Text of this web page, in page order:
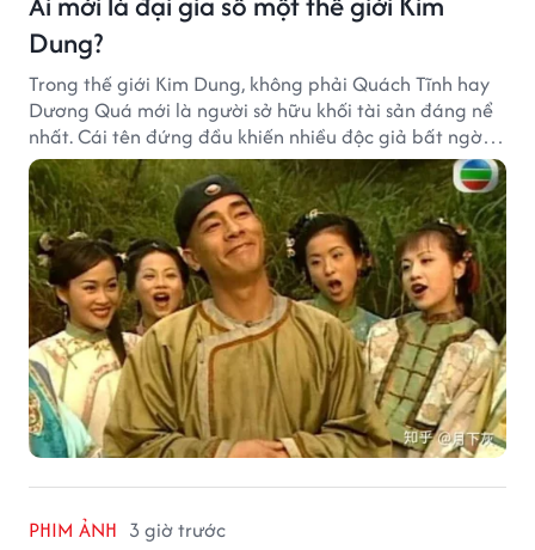
Dung?
Trong thế giới Kim Dung, không phải Quách Tĩnh hay
Dương Quá mới là người sở hữu khối tài sản đáng nể
nhất. Cái tên đứng đầu khiến nhiều độc giả bất ngờ
bởi xuất thân của nhân vật này hoàn toàn không
giống một đại hiệp.
PHIM ẢNH 3 giờ trước